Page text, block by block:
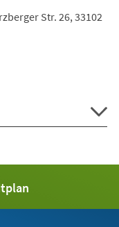
Str. 26, 33102